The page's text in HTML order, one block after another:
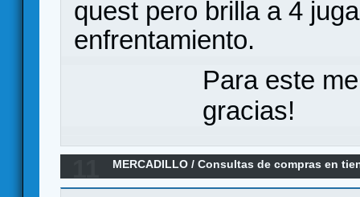
quest pero brilla a 4
enfrentamiento.
Para este
gracias!
MERCADILLO /Consultas de compras en